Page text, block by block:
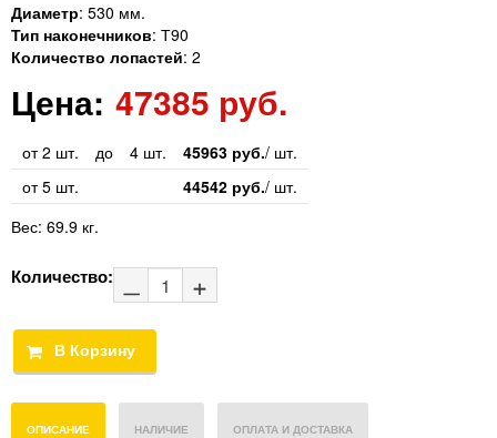
Диаметр: 530 мм.
Тип наконечников: Т90
Количество лопастей: 2
Цена: 47385 руб.
от 2 шт. до 4 шт. 45963 руб./ шт.
от 5 шт.
44542 руб./ шт.
Вес: 69.9 кг.
Количество:
ОПИСАНИЕ НАЛИЧИЕ ОПЛАТА И ДОСТАВКА